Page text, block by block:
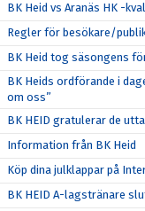
BK Heid vs Aranäs HK -
Regler för besökare/
BK Heid tog säsongens
BK Heids ordförande i
om oss”
BK HEID gratulerar de
Information från BK Heid
Köp dina julklappar på
BK HEID A-lagstränare